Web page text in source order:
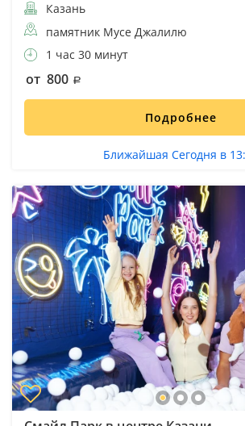
Казань
памятник Мусе Джалилю
1 час 30 минут
от 800
Подробнее
Ближайшая Сегодня в